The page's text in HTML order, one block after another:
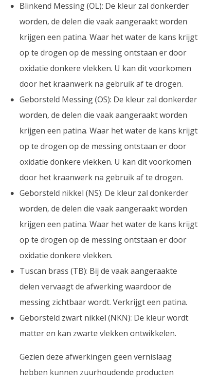
Blinkend Messing (OL): De kleur zal donkerder
worden, de delen die vaak aangeraakt worden
krijgen een patina. Waar het water de kans krijgt
op te drogen op de messing ontstaan er door
oxidatie donkere vlekken. U kan dit voorkomen
door het kraanwerk na gebruik af te drogen.
Geborsteld Messing (OS): De kleur zal donkerder
worden, de delen die vaak aangeraakt worden
krijgen een patina. Waar het water de kans krijgt
op te drogen op de messing ontstaan er door
oxidatie donkere vlekken. U kan dit voorkomen
door het kraanwerk na gebruik af te drogen.
Geborsteld nikkel (NS): De kleur zal donkerder
worden, de delen die vaak aangeraakt worden
krijgen een patina. Waar het water de kans krijgt
op te drogen op de messing ontstaan er door
oxidatie donkere vlekken.
Tuscan brass (TB): Bij de vaak aangeraakte
delen vervaagt de afwerking waardoor de
messing zichtbaar wordt. Verkrijgt een patina.
Geborsteld zwart nikkel (NKN): De kleur wordt
matter en kan zwarte vlekken ontwikkelen.
Gezien deze afwerkingen geen vernislaag
hebben kunnen zuurhoudende producten